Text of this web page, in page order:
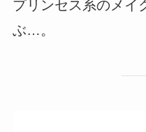
プリンセス系のメイ
ぶ…。